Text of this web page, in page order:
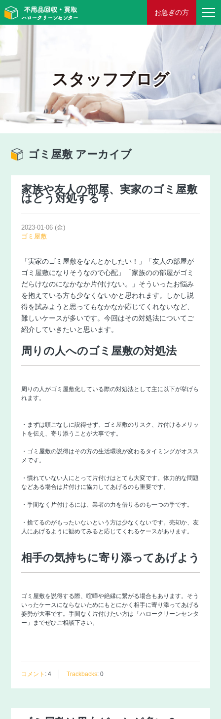
お急ぎの方
スタッフブログ
ゴミ屋敷 アーカイブ
家族や友人の部屋、実家のゴミ屋敷
はどう対処する？
2023-01-06 (金)
ゴミ屋敷
「実家のゴミ屋敷をなんとかしたい！」「友人の部屋が
ゴミ屋敷になりそうなので心配」「家族のの部屋がゴミ
だらけなのになかなか片付けない。」そういったお悩み
を抱えている方も少なくないかと思われます。しかし説
得を試みようと思ってもなかなか応じてくれないなど、
難しいケースが多いです。今回はその対処法についてご
紹介していきたいと思います。
周りの人へのゴミ屋敷の対処法
周りの人がゴミ屋敷化している際の対処法として主に以下が挙げら
れます。
・まずは頭ごなしに説得せず、ゴミ屋敷のリスク、片付けるメリッ
トを伝え、寄り添うことが大事です。
・ゴミ屋敷の説得はその方の生活環境が変わるタイミングがオスス
メです。
・慣れていない人にとって片付けはとても大変です。体力的な問題
などある場合は片付けに協力してあげるのも重要です。
・手間なく片付けるには、業者の力を借りるのも一つの手です。
・捨てるのがもったいないという方は少なくないです。売却か、友
人にあげるように勧めてみると応じてくれるケースがあります。
相手の気持ちに寄り添ってあげよう
ゴミ屋敷を説得する際、喧嘩や絶縁に繋がる場合もあります。そう
いったケースにならないためにもとにかく相手に寄り添ってあげる
姿勢が大事です。手間なく片付けたい方は「 ハロークリーンセンタ
ー 」までぜひご相談下さい。
コメント : 4 Trackbacks: 0